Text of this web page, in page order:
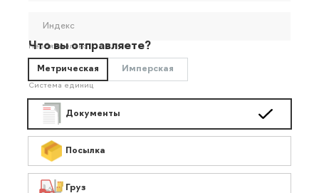
Индекс
Необязательно
Что вы отправляете?
Метрическая Имперская
Система единиц
Документы
Посылка
Груз